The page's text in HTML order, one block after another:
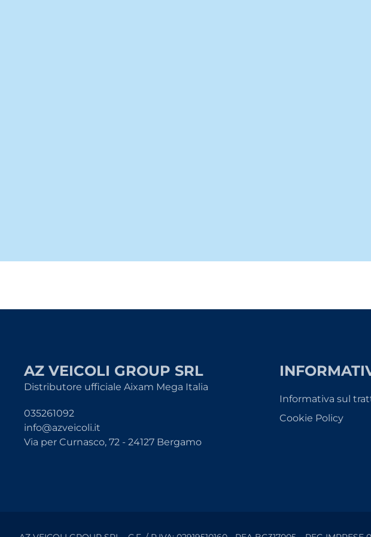
AZ VEICOLI GROUP SRL
Distributore ufficiale Aixam Mega Italia
035261092
info@azveicoli.it
Via per Curnasco, 72 - 24127 Bergamo
Informativa sul
Cookie Policy